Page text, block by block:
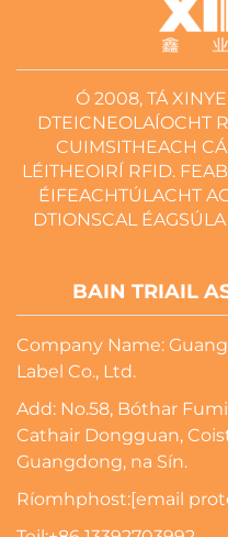
Ó 2008, TÁ
DTEICNEOLAÍOCHT
CUIMSITHEACH
LÉITHEOIRÍ RFID.
ÉIFEACHTÚLACHT
DTIONSCAL
BAIN TRIAIL
Company Name:
Label Co., Ltd.
Add: No.58, Bóthar
Cathair Dongguan,
Guangdong, na Sín.
Ríomhphost:[email